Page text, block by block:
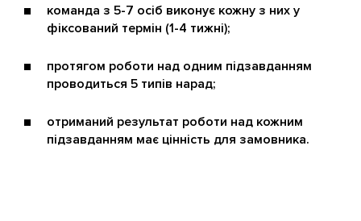
команда з 5-7 осіб виконує кожну з них у
фіксований термін (1-4 тижні);
протягом роботи над одним підзавданням
проводиться 5 типів нарад;
отриманий результат роботи над кожним
підзавданням має цінність для замовника.